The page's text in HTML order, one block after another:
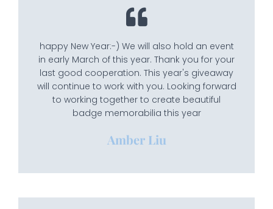
happy New Year:-) We will also hold an event
in early March of this year. Thank you for your
last good cooperation. This year's giveaway
will continue to work with you. Looking forward
to working together to create beautiful
badge memorabilia this year
Amber Liu